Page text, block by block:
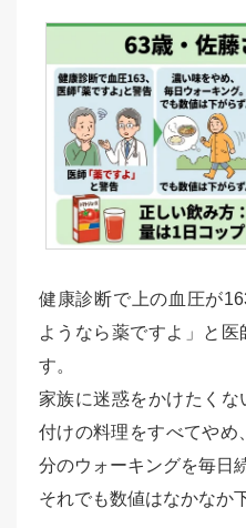
健康診断で上の血圧が
ようなら薬ですよ」と
す。
家族に迷惑をかけたく
付けの料理をすべてやめ
分のウォーキングを毎日
それでも数値はなかなか